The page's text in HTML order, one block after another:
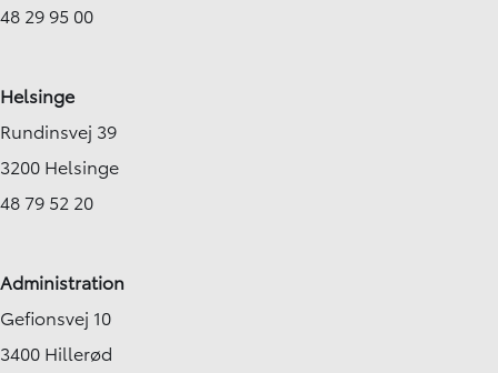
48 29 95 00
Helsinge
Rundinsvej 39
3200 Helsinge
48 79 52 20
Administration
Gefionsvej 10
3400 Hillerød